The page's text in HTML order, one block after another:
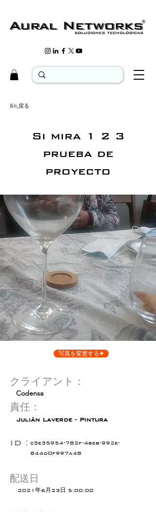
&lt;戻る
Si mira 1 2 3
prueba de
proyecto
写真を変更する
Codensa
クライアント：
責任：
Julián Laverde - Pintura
c3e35954-782f-4beb-992e-
844d0f997a48
ID：
配送日
2021年6月23日 5:00:00